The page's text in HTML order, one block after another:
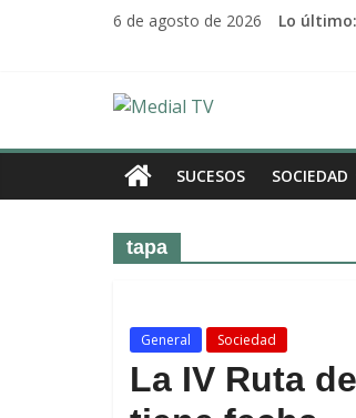
6 de agosto de 2026 Lo último:
Medial
TV
El
diario
televisión
de
Arahal
SUCESOS SOCIEDAD
tapa
General Sociedad
La IV Ruta